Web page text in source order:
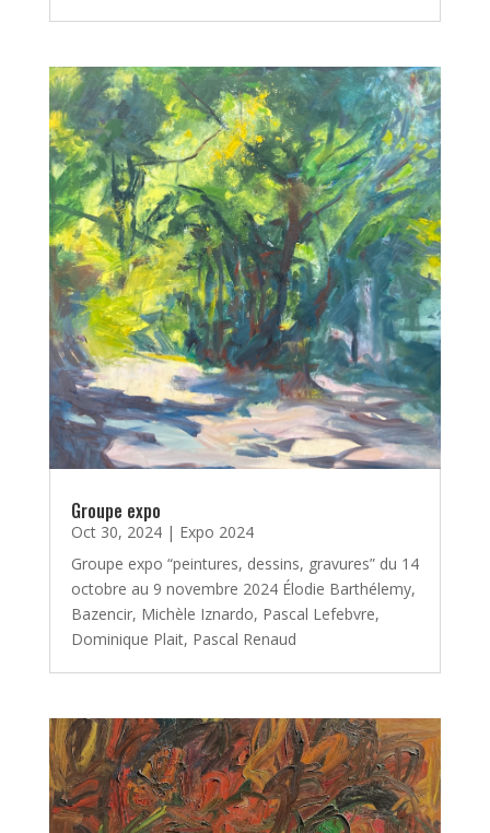
Groupe expo
Oct 30, 2024| Expo 2024
Groupe expo “peintures, dessins, gravures” du 14
octobre au 9 novembre 2024 Élodie Barthélemy,
Bazencir, Michèle Iznardo, Pascal Lefebvre,
Dominique Plait, Pascal Renaud